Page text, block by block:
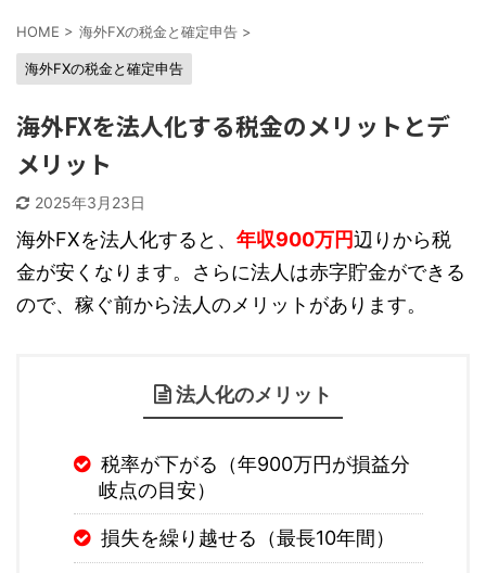
HOME > 海外FXの税金と確定申告 >
海外FXの税金と確定申告
海外FXを法人化する税金のメリットとデ
メリット
2025年3月23日
海外FXを法人化すると、 年収900万円辺りから税
金が安くなります。さらに法人は赤字貯金ができる
ので、稼ぐ前から法人のメリットがあります。
法人化のメリット
税率が下がる（年900万円が損益分
岐点の目安）
損失を繰り越せる（最長10年間）